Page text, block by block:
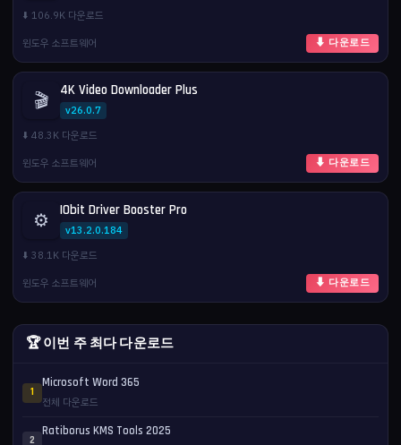
⬇️ 106.9K 다운로드
윈도우 소프트웨어
⬇ 다운로드
🎬 4K Video Downloader Plus
v26.0.7
⬇️ 48.3K 다운로드
윈도우 소프트웨어
⬇ 다운로드
⚙️ IObit Driver Booster Pro
v13.2.0.184
⬇️ 38.1K 다운로드
윈도우 소프트웨어
⬇ 다운로드
🏆 이번 주 최다 다운로드
1
Microsoft Word 365
전체 다운로드
2
Ratiborus KMS Tools 2025